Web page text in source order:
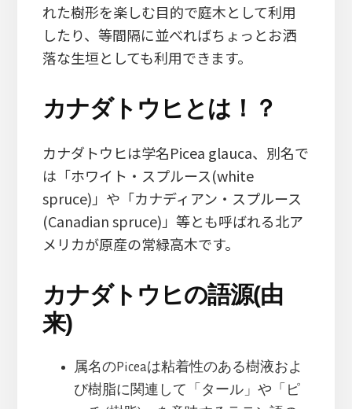
れた樹形を楽しむ目的で庭木として利用
したり、等間隔に並べればちょっとお洒
落な生垣としても利用できます。
カナダトウヒとは！？
カナダトウヒは学名Picea glauca、別名で
は「ホワイト・スプルース(white
spruce)」や「カナディアン・スプルース
(Canadian spruce)」等とも呼ばれる北ア
メリカが原産の常緑高木です。
カナダトウヒの語源(由
来)
属名のPiceaは粘着性のある樹液およ
び樹脂に関連して「タール」や「ピ